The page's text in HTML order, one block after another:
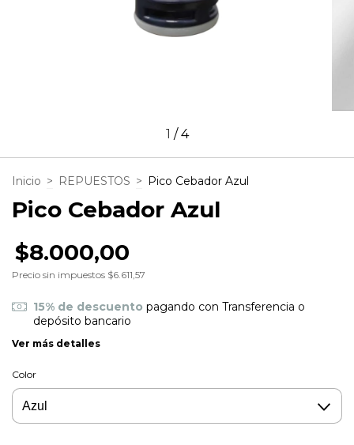
1 /4
Inicio > REPUESTOS > Pico Cebador Azul
Pico Cebador Azul
$8.000,00
Precio sin impuestos $6.611,57
15% de descuento pagando con Transferencia o
depósito bancario
Ver más detalles
Color